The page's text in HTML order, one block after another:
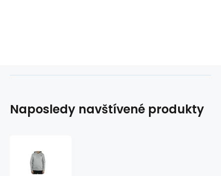
Naposledy navštívené produkty